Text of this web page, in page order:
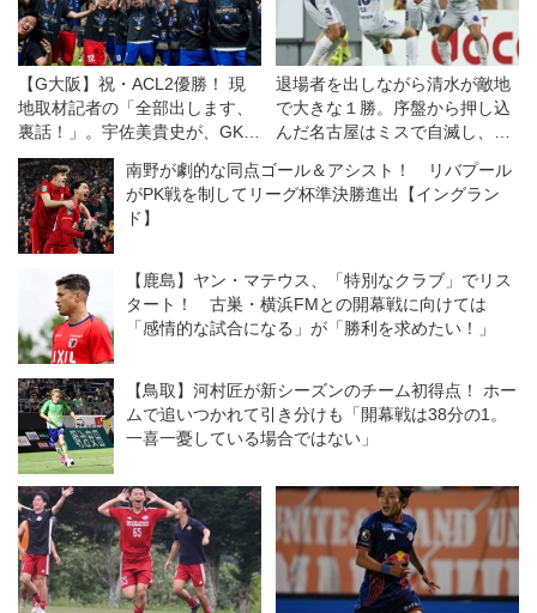
【G大阪】祝・ACL2優勝！ 現
地取材記者の「全部出します、
裏話！」。宇佐美貴史が、GKチ
ームが、CBコンビが…
退場者を出しながら清水が敵地
で大きな１勝。序盤から押し込
んだ名古屋はミスで自滅し、悔
南野が劇的な同点ゴール＆アシスト！ リバプール
がPK戦を制してリーグ杯準決勝進出【イングラン
ド】
【鹿島】ヤン・マテウス、「特別なクラブ」でリス
タート！ 古巣・横浜FMとの開幕戦に向けては
「感情的な試合になる」が「勝利を求めたい！」
【鳥取】河村匠が新シーズンのチーム初得点！ ホー
ムで追いつかれて引き分けも「開幕戦は38分の1。
一喜一憂している場合ではない」